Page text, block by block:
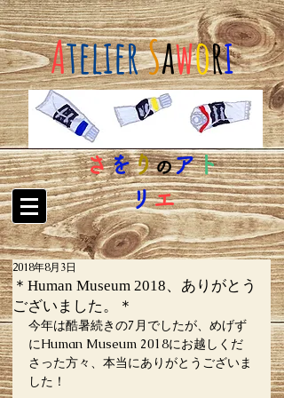
AtelierSawori
さをりのアト
リエ
＊Human Museum 2018、ありがとう
ございました。＊
2018年8月3日
今年は酷暑続きの7月でしたが、めげず
にHuman Museum 2018にお越しくだ
さった方々、本当にありがとうございま
した！